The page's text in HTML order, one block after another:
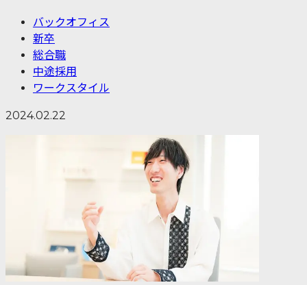
バックオフィス
新卒
総合職
中途採用
ワークスタイル
2024.02.22